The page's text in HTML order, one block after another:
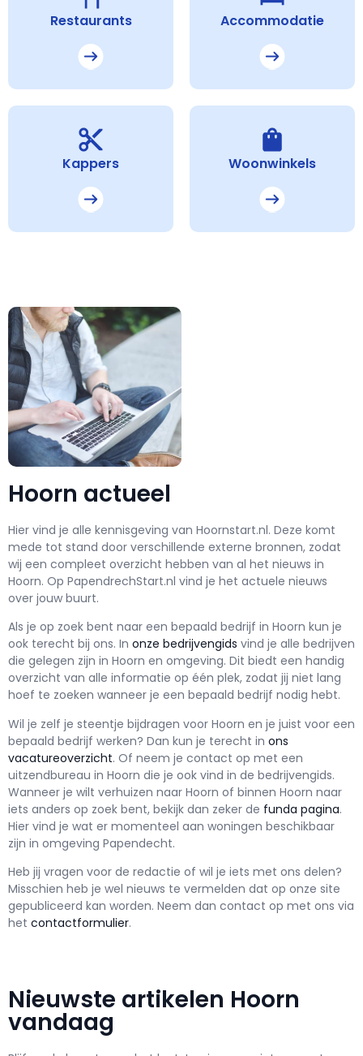
Restaurants Accommodatie
Kappers Woonwinkels
Hoorn actueel
Hier vind je alle kennisgeving van Hoornstart.nl. Deze komt
mede tot stand door verschillende externe bronnen, zodat
wij een compleet overzicht hebben van al het nieuws in
Hoorn. Op PapendrechStart.nl vind je het actuele nieuws
over jouw buurt.
Als je op zoek bent naar een bepaald bedrijf in Hoorn kun je
ook terecht bij ons. In onze bedrijvengids vind je alle bedrijven
die gelegen zijn in Hoorn en omgeving. Dit biedt een handig
overzicht van alle informatie op één plek, zodat jij niet lang
hoef te zoeken wanneer je een bepaald bedrijf nodig hebt.
Wil je zelf je steentje bijdragen voor Hoorn en je juist voor een
bepaald bedrijf werken? Dan kun je terecht in ons
vacatureoverzicht. Of neem je contact op met een
uitzendbureau in Hoorn die je ook vind in de bedrijvengids.
Wanneer je wilt verhuizen naar Hoorn of binnen Hoorn naar
iets anders op zoek bent, bekijk dan zeker de funda pagina.
Hier vind je wat er momenteel aan woningen beschikbaar
zijn in omgeving Papendecht.
Heb jij vragen voor de redactie of wil je iets met ons delen?
Misschien heb je wel nieuws te vermelden dat op onze site
gepubliceerd kan worden. Neem dan contact op met ons via
het contactformulier.
Nieuwste artikelen Hoorn
vandaag